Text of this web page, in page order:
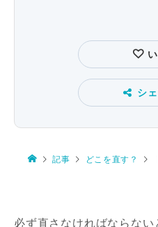
シ
記事 どこを直す？
必ず直さなければならな